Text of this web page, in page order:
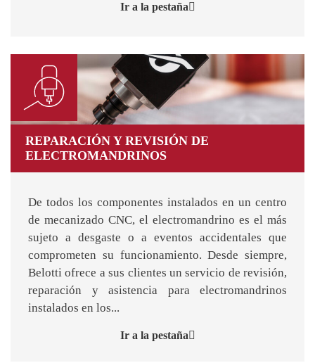
Ir a la pestaña
REPARACIÓN Y REVISIÓN DE
ELECTROMANDRINOS
De todos los componentes instalados en un centro
de mecanizado CNC, el electromandrino es el más
sujeto a desgaste o a eventos accidentales que
comprometen su funcionamiento. Desde siempre,
Belotti ofrece a sus clientes un servicio de revisión,
reparación y asistencia para electromandrinos
instalados en los...
Ir a la pestaña